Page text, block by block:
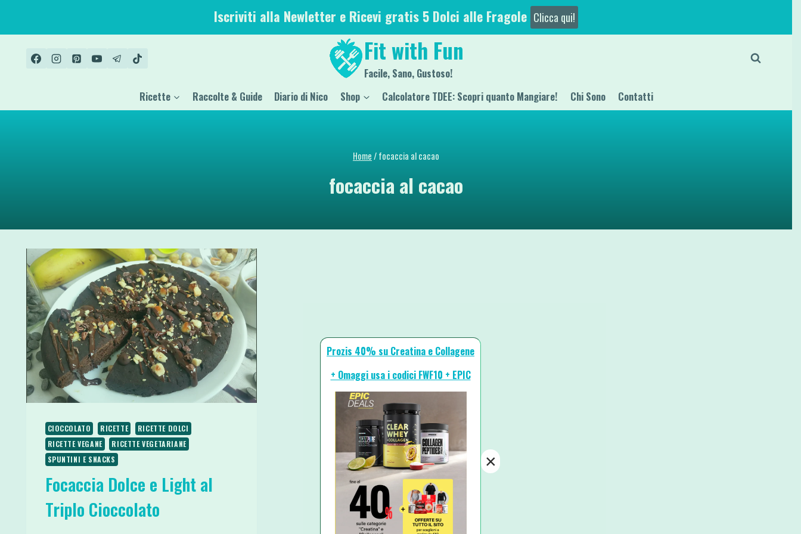
contenuto
Iscriviti alla Newletter e Ricevi gratis 5 Dolci alle Fragole Clicca qui!
Fit with Fun
Facile, Sano, Gustoso!
Ricette Raccolte & Guide Diario di Nico Shop Calcolatore TDEE: Scopri quanto Mangiare! Chi Sono Contatti
Home/focaccia al cacao
focaccia al cacao
CIOCCOLATO RICETTE
RICETTE DOLCI
RICETTE VEGANE
RICETTE VEGETARIANE
SPUNTINI E SNACKS
Focaccia Dolce e Light al
Triplo Cioccolato
Prozis 40% su Creatina e Collagene
+ Omaggi usa i codici FWF10 + EPIC
×